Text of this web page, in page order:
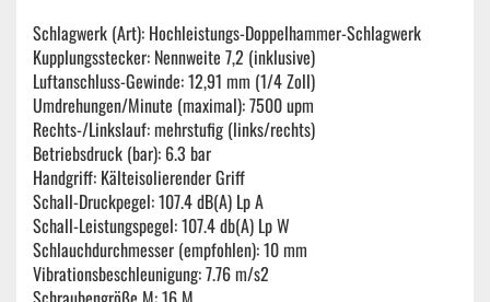
Schlagwerk (Art): Hochleistungs-Doppelhammer-Schlagwerk
Kupplungsstecker: Nennweite 7,2 (inklusive)
Luftanschluss-Gewinde: 12,91 mm (1/4 Zoll)
Umdrehungen/Minute (maximal): 7500 upm
Rechts-/Linkslauf: mehrstufig (links/rechts)
Betriebsdruck (bar): 6.3 bar
Handgriff: Kälteisolierender Griff
Schall-Druckpegel: 107.4 dB(A) Lp A
Schall-Leistungspegel: 107.4 db(A) Lp W
Schlauchdurchmesser (empfohlen): 10 mm
Vibrationsbeschleunigung: 7.76 m/s2